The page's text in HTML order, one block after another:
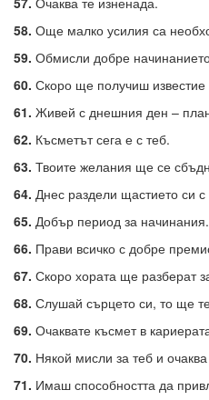
58. Още малко усилия са
59. Обмисли добре
60. Скоро ще получиш известие
61. Живей с днешния ден –
62. Късметът сега е с теб.
63. Твоите желания ще се
64. Днес раздели щастието си
65. Добър период за начинания.
66. Прави всичко с добре
67. Скоро хората ще разберат
68. Слушай сърцето си, то ще
69. Очаквате късмет в
70. Някой мисли за теб и
71. Имаш способността да